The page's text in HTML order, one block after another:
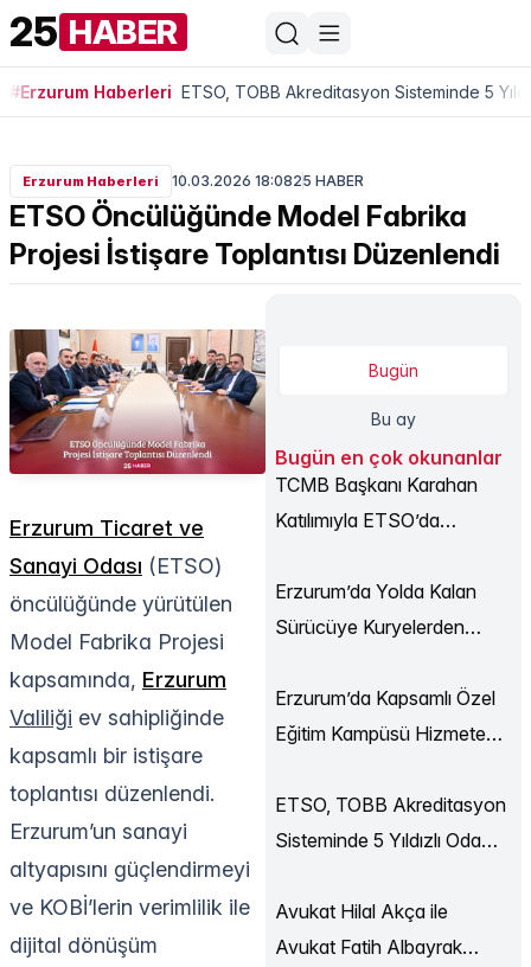
25 HABER
#Erzurum Haberleri ETSO, TOBB Akreditasyon Sisteminde 5
Erzurum Haberleri 10.03.2026 18:0825 HABER
ETSO Öncülüğünde Model Fabrika
Projesi İstişare Toplantısı Düzenlendi
Erzurum Ticaret ve
Sanayi Odası (ETSO)
öncülüğünde yürütülen
Model Fabrika Projesi
kapsamında, Erzurum
Valiliği ev sahipliğinde
kapsamlı bir istişare
toplantısı düzenlendi.
Erzurum’un sanayi
altyapısını güçlendirmeyi
ve KOBİ’lerin verimlilik ile
dijital dönüşüm
Bugün
Bu ay
Bugün en çok okunanlar
TCMB Başkanı Karahan
Katılımıyla ETSO’da
Düzenlendi
Erzurum’da Yolda Kalan
Sürücüye Kuryelerden
Erzurum’da Kapsamlı Özel
Eğitim Kampüsü Hizmete
ETSO, TOBB Akreditasyon
Sisteminde 5 Yıldızlı Oda
Avukat Hilal Akça ile
Avukat Fatih Albayrak